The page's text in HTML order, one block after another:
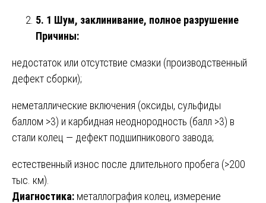
5. 1 Шум, заклинивание, полное разрушение
Причины:
недостаток или отсутствие смазки (производственный
дефект сборки);
неметаллические включения (оксиды, сульфиды
баллом >3) и карбидная неоднородность (балл >3) в
стали колец — дефект подшипникового завода;
естественный износ после длительного пробега (>200
тыс. км).
Диагностика: металлография колец, измерение